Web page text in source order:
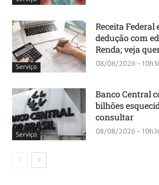
Serviço
Receita Federal
dedução com
Renda; veja
08/08/2026 -
Serviço
Banco Central
bilhões
consultar
08/08/2026 -